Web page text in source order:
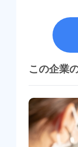
この企業